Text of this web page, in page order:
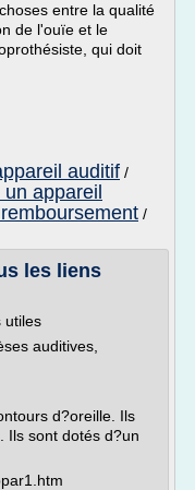
entre la qualité
de l'ouïe et le
qui doit
auditif /
appareil
/
les liens
utiles
auditives,
d?oreille. Ils
Ils sont dotés d?un